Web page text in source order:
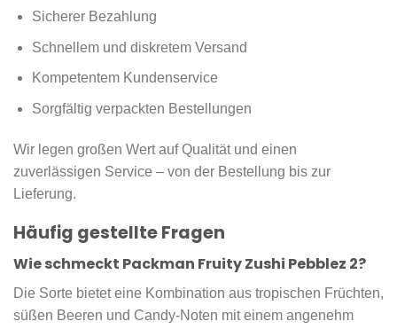
Sicherer Bezahlung
Schnellem und diskretem Versand
Kompetentem Kundenservice
Sorgfältig verpackten Bestellungen
Wir legen großen Wert auf Qualität und einen
zuverlässigen Service – von der Bestellung bis zur
Lieferung.
Häufig gestellte Fragen
Wie schmeckt Packman Fruity Zushi Pebblez 2?
Die Sorte bietet eine Kombination aus tropischen Früchten,
süßen Beeren und Candy-Noten mit einem angenehm